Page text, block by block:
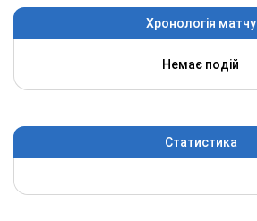
Хронологія матчу
Немає подій
Статистика